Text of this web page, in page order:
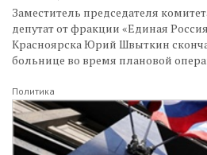
Заместитель председателя
депутат от фракции «Единая
Красноярска Юрий Швыткин
больнице во время плановой
Политика